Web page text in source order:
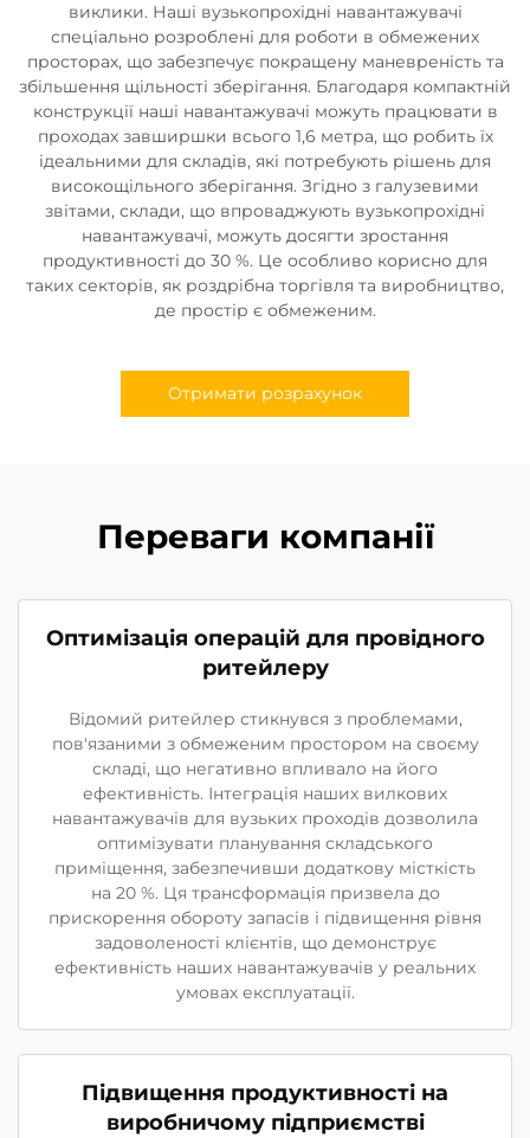
виклики. Наші вузькопрохідні навантажувачі
спеціально розроблені для роботи в обмежених
просторах, що забезпечує покращену маневреність та
збільшення щільності зберігання. Благодаря компактній
конструкції наші навантажувачі можуть працювати в
проходах завширшки всього 1,6 метра, що робить їх
ідеальними для складів, які потребують рішень для
високощільного зберігання. Згідно з галузевими
звітами, склади, що впроваджують вузькопрохідні
навантажувачі, можуть досягти зростання
продуктивності до 30 %. Це особливо корисно для
таких секторів, як роздрібна торгівля та виробництво,
де простір є обмеженим.
Отримати розрахунок
Переваги компанії
Оптимізація операцій для провідного
ритейлеру
Відомий ритейлер стикнувся з проблемами,
пов'язаними з обмеженим простором на своєму
складі, що негативно впливало на його
ефективність. Інтеграція наших вилкових
навантажувачів для вузьких проходів дозволила
оптимізувати планування складського
приміщення, забезпечивши додаткову місткість
на 20 %. Ця трансформація призвела до
прискорення обороту запасів і підвищення рівня
задоволеності клієнтів, що демонструє
ефективність наших навантажувачів у реальних
умовах експлуатації.
Підвищення продуктивності на
виробничому підприємстві